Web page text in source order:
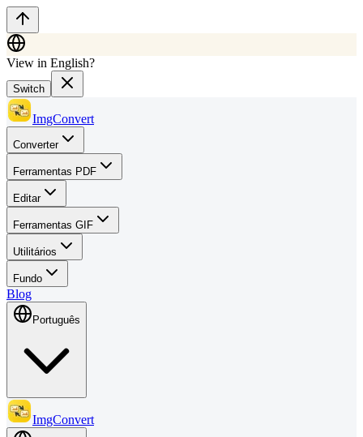
View in English?
Switch
ImgConvert
Converter
Ferramentas PDF
Editar
Ferramentas GIF
Utilitários
Fundo
Blog
Português
ImgConvert